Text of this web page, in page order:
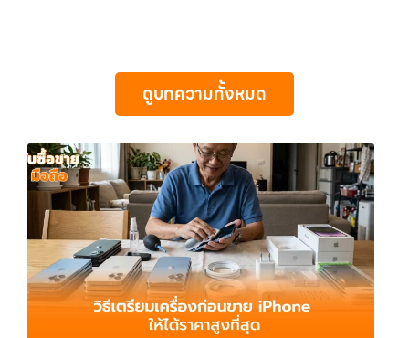
เครื่อง ฟรี ปราบปรามความยุ่งยากทั้งหลาย โดยเน้น โปร่งใส มั่นใจได้ และ
จ่ายเงินทันทีเมื่อตกลงซื้อขายสำเร็จ บริการของเราครอบคลุมทั้ง iPhone
สายใหม่-เก่า, Samsung ทุกรุ่น, iPad และแท็บเล็ตทุกแบรนด์ เรารับถึงแม้
จะอยู่ในสภาพใช้งานแล้ว ตกแต่งแล้ว หรือมีรอยบ้าง เพราะมูลค่าของเครื่อง
ไม่ได้ขึ้นอยู่แค่ยี่ห้อ แต่ขึ้นอยู่กับสภาพจริง ความครบชุด และความสะดวกใน
การขายของคุณ เราจึงตั้งใจให้บริการในเขต ลาดพร้าว, รัชดา, บางรัก,
แจ้งวัฒนะ, บางแค, วัชรพล, รามอินทรา, บางนา, บางพลี, เกษตรนวมินทร์,
เสนานิคม, วังหิน อย่างเต็มที่ ไม่ว่าคุณจะค้นหาคำว่า “รับซื้อมือถือใกล้ฉัน”,
“รับซื้อโทรศัพท์มือสองกรุงเทพ”, “ขาย iPad ได้ราคา”, “รับซื้อแท็บเล็ต
กรุงเทพถึงที่”, หรือ “รับซื้อ Samsung มือสอง ราคาสูง” — ที่นี่คือคำตอบ
เพราะบริการของเรามุ่งตรงให้คุณได้รับราคาและความสะดวกสบายที่เหนือ
กว่า เลือกเราแล้วคุณจะได้บริการที่คุณไว้วางใจ พร้อมทีมงานที่พร้อม
อำนวยความสะดวก นัดรับถึงที่ ตรวจสภาพอย่างมืออาชีพ และจ่ายเงินทันที
ทั้งหมดนี้เพื่อให้การขายอุปกรณ์ของคุณเป็นเรื่องง่ายขึ้น ดีกว่า รวดเร็วกว่า
พร้อมจ่ายเงินทันที รับซื้อมือถือบางพลี ผู้เชี่ยวชาญด้านการให้บริการ รับซื้อ
มือถือ iPhone, Samsung, ไอแพด แท็บเล็ตทุกยี่ห้อ ในราคาสูง พร้อมจ่าย
เงินทันที… รับซื้อมือถือบางพลี ขายอุปกรณ์ไอทีแล้วอยากได้เงินด่วน?
การ รับซื้อไอโฟน, รับซื้อไอแพด, รับซื้อมือถือ ยินดีต้อนรับสู่ “รับซื้อขายมือ
ถือ.com” เว็บไซต์ที่คุณไว้วางใจได้ สำหรับบริการ รับซื้อ มือถือ iPhone,
Samsung, iPad, แท็บเล็ต ทุกยี่ห้อ ให้ราคาสูง พร้อมจ่ายเงินทันที
ครอบคลุมพื้นที่ ลาดพร้าว, รัชดา, บางรัก, แจ้งวัฒนะ, บางแค, วัชรพล,
รามอินทรา และเขตกรุงเทพฯ ใกล้ “ใกล้ ฉัน” ที่สุด ในยุคที่สมาร์ทโฟน
แท็บเล็ต และอุปกรณ์ไอทีใหม่ๆ เปลี่ยนรุ่นกันแทบทุกช่วงเวลา อุปกรณ์ที่คุณ
ใช้แล้วอาจกลายเป็นของที่ไม่ได้ใช้งานอยู่เฉยๆ เว็บไซต์ของเราจึงเกิดขึ้นเพื่อ
เป็นทางเลือกให้คุณสามารถเปลี่ยนอุปกรณ์ที่ไม่ใช้แล้วให้กลายเป็นเงินสดได้
ทันที ด้วยบริการ รับซื้อไอโฟน, รับซื้อไอแพด, รับซื้อมือถือ, รับซื้อโทรศัพท์,
รับซื้อโน๊ตบุ๊ค, รับซื้อแท็บเล็ต, รับซื้อสินค้าไอทีกรุงเทพมหานคร อย่างครบ
ดูบทความทั้งหมด